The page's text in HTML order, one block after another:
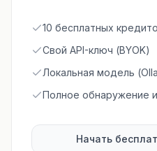
10 бесплатных
Свой API-ключ (BYOK)
Локальная модель
Полное обнаружение
Начать